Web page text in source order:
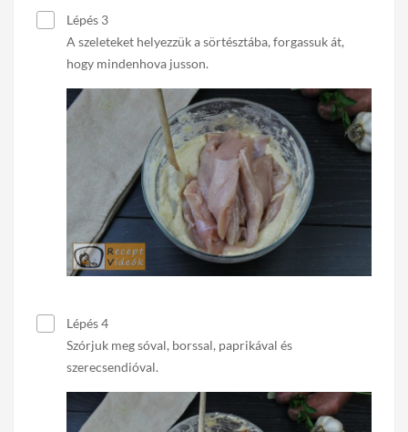
Lépés 3
A szeleteket helyezzük a sörtésztába, forgassuk át,
hogy mindenhova jusson.
Lépés 4
Szórjuk meg sóval, borssal, paprikával és
szerecsendióval.